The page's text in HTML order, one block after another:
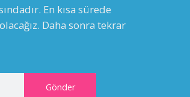
En kısa sürede
Daha sonra tekrar